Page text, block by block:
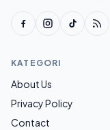
KATEGORI
About Us
Privacy Policy
Contact